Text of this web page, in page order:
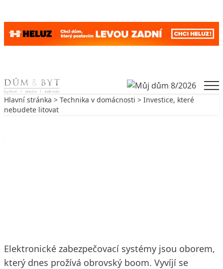
Skip to content
Hlavní stránka > Technika v domácnosti > Investice, které
nebudete litovat
Elektronické zabezpečovací systémy jsou oborem,
který dnes prožívá obrovský boom. Vyvíjí se